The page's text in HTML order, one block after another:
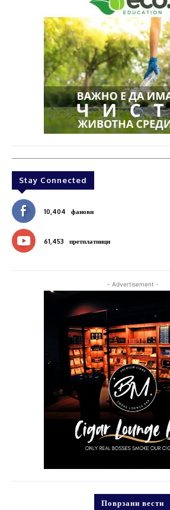
Stay Connected
10,404 фанови
61,453 претплатници
- Advertisement -
Поврзани вести